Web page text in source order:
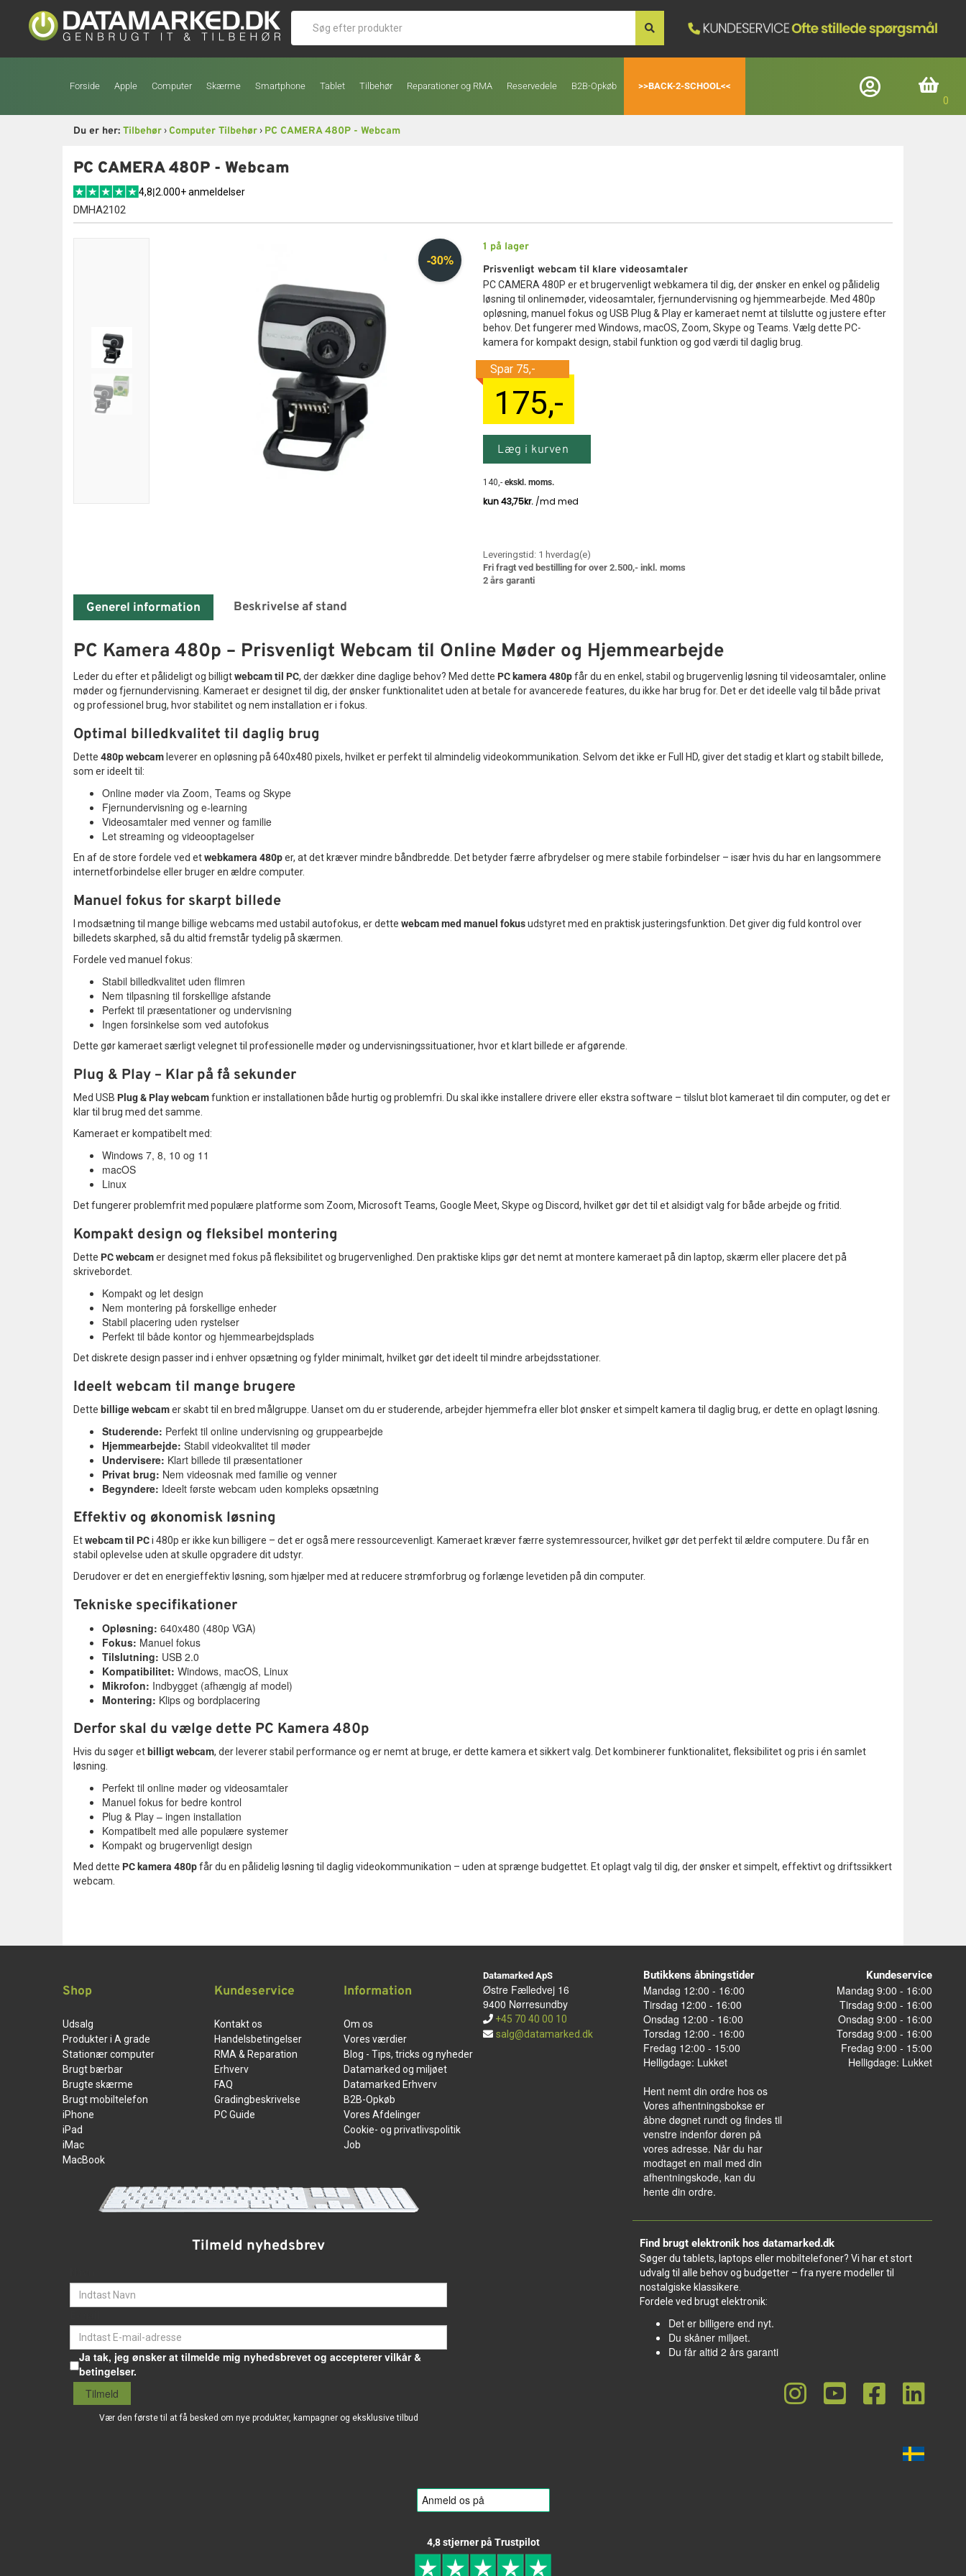
Log ind
Glemt adgangskode
Login
Opret login?
Indkøbskurv
Forside Apple Computer Skærme Smartphone Tablet Tilbehør Reparationer og RMA Reservedele B2B-Opkøb >>BACK-2-SCHOOL<<
Du er her: Tilbehør›Computer Tilbehør› PC CAMERA 480P - Webcam
PC CAMERA 480P - Webcam
4,8|2.000+ anmeldelser
DMHA2102
1 på lager
Prisvenligt webcam til klare videosamtaler
PC CAMERA 480P er et brugervenligt webkamera til dig, der ønsker en enkel og pålidelig
løsning til onlinemøder, videosamtaler, fjernundervisning og hjemmearbejde. Med 480p
opløsning, manuel fokus og USB Plug & Play er kameraet nemt at tilslutte og justere efter
behov. Det fungerer med Windows, macOS, Zoom, Skype og Teams. Vælg dette PC-
kamera for kompakt design, stabil funktion og god værdi til daglig brug.
175,-
Læg i kurven
140,- ekskl. moms.
Leveringstid: 1 hverdag(e)
Fri fragt ved bestilling for over 2.500,- inkl. moms
2 års garanti
Generel information Beskrivelse af stand
PC Kamera 480p – Prisvenligt Webcam til Online Møder og Hjemmearbejde
Leder du efter et pålideligt og billigtwebcam til PC, der dækker dine daglige behov? Med dette PC kamera 480pfår du en enkel, stabil og brugervenlig løsning til videosamtaler, online
møder og fjernundervisning. Kameraet er designet til dig, der ønsker funktionalitet uden at betale for avancerede features, du ikke har brug for. Det er det ideelle valg til både privat
og professionel brug, hvor stabilitet og nem installation er i fokus.
Optimal billedkvalitet til daglig brug
Dette 480p webcam leverer en opløsning på 640x480 pixels, hvilket er perfekt til almindelig videokommunikation. Selvom det ikke er Full HD, giver det stadig et klart og stabilt billede,
som er ideelt til:
Online møder via Zoom, Teams og Skype
Fjernundervisning og e-learning
Videosamtaler med venner og familie
Let streaming og videooptagelser
En af de store fordele ved etwebkamera 480per, at det kræver mindre båndbredde. Det betyder færre afbrydelser og mere stabile forbindelser – især hvis du har en langsommere
internetforbindelse eller bruger en ældre computer.
Manuel fokus for skarpt billede
I modsætning til mange billige webcams med ustabil autofokus, er dette webcam med manuel fokusudstyret med en praktisk justeringsfunktion. Det giver dig fuld kontrol over
billedets skarphed, så du altid fremstår tydelig på skærmen.
Fordele ved manuel fokus:
Stabil billedkvalitet uden flimren
Nem tilpasning til forskellige afstande
Perfekt til præsentationer og undervisning
Ingen forsinkelse som ved autofokus
Dette gør kameraet særligt velegnet til professionelle møder og undervisningssituationer, hvor et klart billede er afgørende.
Plug & Play – Klar på få sekunder
Med USB Plug & Play webcamfunktion er installationen både hurtig og problemfri. Du skal ikke installere drivere eller ekstra software – tilslut blot kameraet til din computer, og det er
klar til brug med det samme.
Kameraet er kompatibelt med:
Windows 7, 8, 10 og 11
macOS
Linux
Det fungerer problemfrit med populære platforme som Zoom, Microsoft Teams, Google Meet, Skype og Discord, hvilket gør det til et alsidigt valg for både arbejde og fritid.
Kompakt design og fleksibel montering
Dette PC webcamer designet med fokus på fleksibilitet og brugervenlighed. Den praktiske klips gør det nemt at montere kameraet på din laptop, skærm eller placere det på
skrivebordet.
Kompakt og let design
Nem montering på forskellige enheder
Stabil placering uden rystelser
Perfekt til både kontor og hjemmearbejdsplads
Det diskrete design passer ind i enhver opsætning og fylder minimalt, hvilket gør det ideelt til mindre arbejdsstationer.
Ideelt webcam til mange brugere
Dette billige webcamer skabt til en bred målgruppe. Uanset om du er studerende, arbejder hjemmefra eller blot ønsker et simpelt kamera til daglig brug, er dette en oplagt løsning.
Studerende: Perfekt til online undervisning og gruppearbejde
Hjemmearbejde: Stabil videokvalitet til møder
Undervisere: Klart billede til præsentationer
Privat brug: Nem videosnak med familie og venner
Begyndere: Ideelt første webcam uden kompleks opsætning
Effektiv og økonomisk løsning
Etwebcam til PCi 480p er ikke kun billigere – det er også mere ressourcevenligt. Kameraet kræver færre systemressourcer, hvilket gør det perfekt til ældre computere. Du får en
stabil oplevelse uden at skulle opgradere dit udstyr.
Derudover er det en energieffektiv løsning, som hjælper med at reducere strømforbrug og forlænge levetiden på din computer.
Tekniske specifikationer
Opløsning: 640x480 (480p VGA)
Fokus: Manuel fokus
Tilslutning: USB 2.0
Kompatibilitet: Windows, macOS, Linux
Mikrofon: Indbygget (afhængig af model)
Montering: Klips og bordplacering
Derfor skal du vælge dette PC Kamera 480p
Hvis du søger et billigt webcam, der leverer stabil performance og er nemt at bruge, er dette kamera et sikkert valg. Det kombinerer funktionalitet, fleksibilitet og pris i én samlet
løsning.
Perfekt til online møder og videosamtaler
Manuel fokus for bedre kontrol
Plug & Play – ingen installation
Kompatibelt med alle populære systemer
Kompakt og brugervenligt design
Med dette PC kamera 480pfår du en pålidelig løsning til daglig videokommunikation – uden at sprænge budgettet. Et oplagt valg til dig, der ønsker et simpelt, effektivt og driftssikkert
webcam.
Shop
Udsalg
Produkter i A grade
Stationær computer
Brugt bærbar
Brugte skærme
Brugt mobiltelefon
iPhone
iPad
iMac
MacBook
Kundeservice
Kontakt os
Handelsbetingelser
RMA & Reparation
Erhverv
FAQ
Gradingbeskrivelse
PC Guide
Information
Om os
Vores værdier
Blog - Tips, tricks og nyheder
Datamarked og miljøet
Datamarked Erhverv
B2B-Opkøb
Vores Afdelinger
Cookie- og privatlivspolitik
Job
Tilmeld nyhedsbrev
Ja tak, jeg ønsker at tilmelde mig nyhedsbrevet og accepterer vilkår &
betingelser.
Tilmeld
Vær den første til at få besked om nye produkter, kampagner og eksklusive tilbud
Datamarked ApS
Østre Fælledvej 16
9400 Nørresundby
+45 70 40 00 10
salg@datamarked.dk
Butikkens åbningstider
Mandag 12:00 - 16:00
Tirsdag 12:00 - 16:00
Onsdag 12:00 - 16:00
Torsdag 12:00 - 16:00
Fredag 12:00 - 15:00
Helligdage: Lukket
Hent nemt din ordre hos os
Vores afhentningsbokse er
åbne døgnet rundt og findes til
venstre indenfor døren på
vores adresse. Når du har
modtaget en mail med din
afhentningskode, kan du
hente din ordre.
Kundeservice
Mandag 9:00 - 16:00
Tirsdag 9:00 - 16:00
Onsdag 9:00 - 16:00
Torsdag 9:00 - 16:00
Fredag 9:00 - 15:00
Helligdage: Lukket
Find brugt elektronik hos datamarked.dk
Søger du tablets, laptops eller mobiltelefoner? Vi har et stort
udvalg til alle behov og budgetter – fra nyere modeller til
nostalgiske klassikere.
Fordele ved brugt elektronik:
Det er billigere end nyt.
Du skåner miljøet.
Du får altid 2 års garanti
4,8 stjerner på Trustpilot